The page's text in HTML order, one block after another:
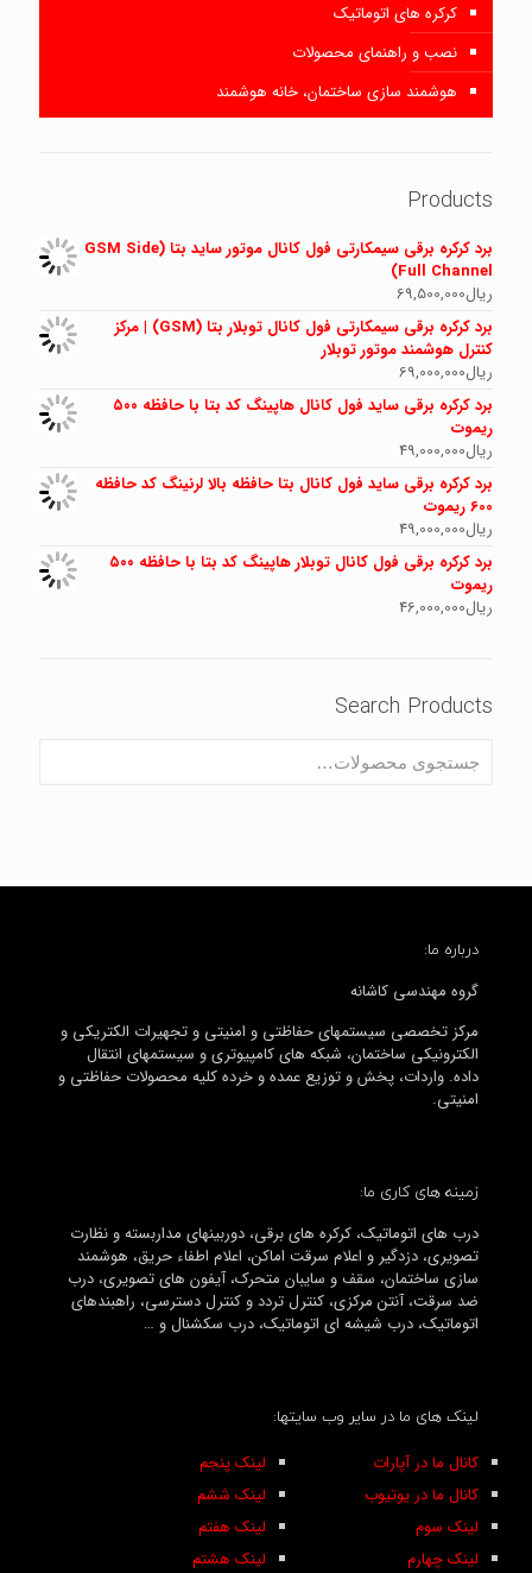
کرکره های اتوماتیک
نصب و راهنمای محصولات
هوشمند سازی ساختمان، خانه هوشمند
Products
برد کرکره برقی سیمکارتی فول کانال موتور ساید بتا (GSM Side
Full Channel)
ریال69,500,000
برد کرکره برقی سیمکارتی فول کانال توبلار بتا (GSM) | مرکز
کنترل هوشمند موتور توبلار
ریال69,000,000
برد کرکره برقی ساید فول کانال هاپینگ کد بتا با حافظه ۵۰۰
ریموت
ریال49,000,000
برد کرکره برقی ساید فول کانال بتا حافظه بالا لرنینگ کد حافظه
600 ریموت
ریال49,000,000
برد کرکره برقی فول کانال توبلار هاپینگ کد بتا با حافظه ۵۰۰
ریموت
ریال46,000,000
Search Products
درباره ما:
گروه مهندسی کاشانه
مرکز تخصصی سیستمهای حفاظتی و امنیتی و تجهیرات الکتریکی و
الکترونیکی ساختمان، شبکه های کامپیوتری و سیستمهای انتقال
داده. واردات، پخش و توزیع عمده و خرده کلیه محصولات حفاظتی و
امنیتی.
زمینه های کاری ما:
درب های اتوماتیک، کرکره های برقی، دوربینهای مداربسته و نظارت
تصویری، دزدگیر و اعلام سرقت اماکن، اعلام اطفاء حریق، هوشمند
سازی ساختمان، سقف و سایبان متحرک، آیفون های تصویری، درب
ضد سرقت، آنتن مرکزی، کنترل تردد و کنترل دسترسی، راهبندهای
اتوماتیک، درب شیشه ای اتوماتیک، درب سکشنال و …
لینک های ما در سایر وب سایتها:
لینک پنجم
لینک ششم
لینک هفتم
لینک هشتم
کانال ما در آپارات
کانال ما در یوتیوب
لینک سوم
لینک چهارم